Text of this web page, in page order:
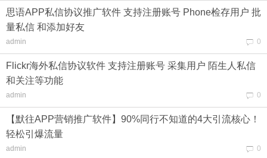
0
思语APP私信协议推广软件 支持注册账号 Phone检存用户 批
量私信 和添加好友
admin
0
Flickr海外私信协议软件 支持注册账号 采集用户 陌生人私信
和关注等功能
admin
0
【默往APP营销推广软件】90%同行不知道的4大引流核心！
轻松引爆流量
admin